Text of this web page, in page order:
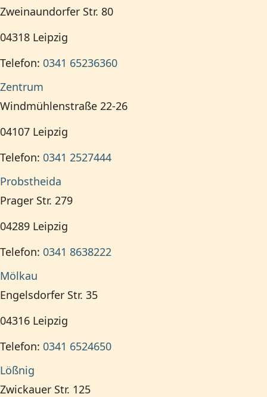
Zweinaundorfer Str. 80
04318 Leipzig
Telefon: 0341 65236360
Zentrum
Windmühlenstraße 22-26
04107 Leipzig
Telefon: 0341 2527444
Probstheida
Prager Str. 279
04289 Leipzig
Telefon: 0341 8638222
Mölkau
Engelsdorfer Str. 35
04316 Leipzig
Telefon: 0341 6524650
Lößnig
Zwickauer Str. 125